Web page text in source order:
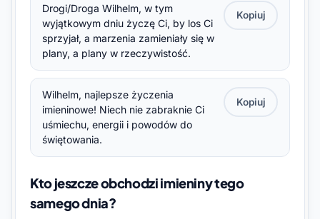
Drogi/Droga Wilhelm, w tym
wyjątkowym dniu życzę Ci, by los Ci
sprzyjał, a marzenia zamieniały się w
plany, a plany w rzeczywistość.
Kopiuj
Wilhelm, najlepsze życzenia
imieninowe! Niech nie zabraknie Ci
uśmiechu, energii i powodów do
świętowania.
Kopiuj
Kto jeszcze obchodzi imieniny tego
samego dnia?